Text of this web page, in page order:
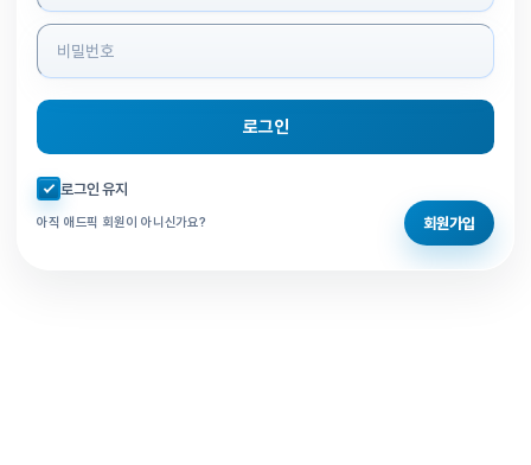
로그인
자동로그인 체크
로그인 유지
아직 애드픽 회원이 아니신가요? 회원가입